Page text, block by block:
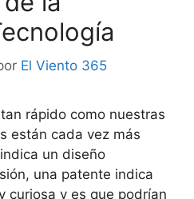
El Viento 365
rápido como nuestras
están cada vez más
un diseño
una patente indica
curiosa y es que podrían